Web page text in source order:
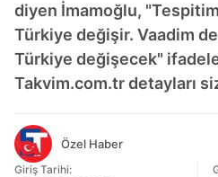
diyen İmamoğlu,
Türkiye değişir. Vaadim
Türkiye değişecek"
Takvim.com.tr detayları
Özel Haber
Giriş Tarihi: